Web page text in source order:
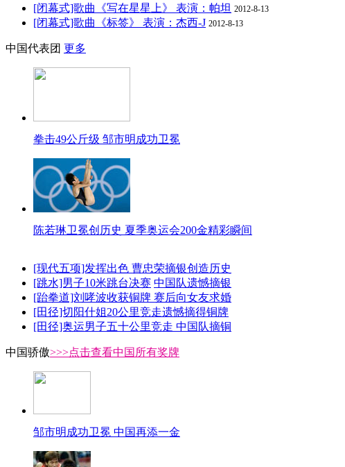
[闭幕式]歌曲《写在星星上》 表演：帕坦 2012-8-13
[闭幕式]歌曲《标签》 表演：杰西-J 2012-8-13
中国代表团 更多
拳击49公斤级 邹市明成功卫冕
陈若琳卫冕创历史 夏季奥运会200金精彩瞬间
[现代五项]发挥出色 曹忠荣摘银创造历史
[跳水]男子10米跳台决赛 中国队遗憾摘银
[跆拳道]刘哮波收获铜牌 赛后向女友求婚
[田径]切阳什姐20公里竞走遗憾摘得铜牌
[田径]奥运男子五十公里竞走 中国队摘铜
中国骄傲>>>点击查看中国所有奖牌
邹市明成功卫冕 中国再添一金